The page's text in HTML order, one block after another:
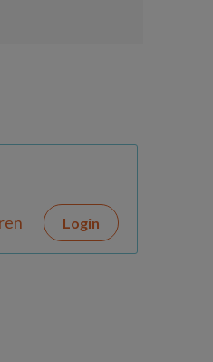
Login